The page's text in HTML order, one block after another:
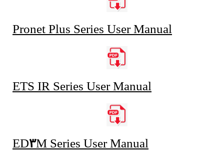
Pronet Plus Series User Manual
ETS IR Series User Manual
ED3M Series User Manual